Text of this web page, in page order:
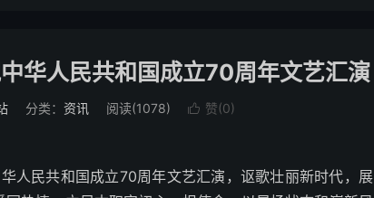
华人民共和国成立70周年文艺汇演
分类： 资讯 阅读(1078)  赞(0)
人民共和国成立70周年文艺汇演，讴歌壮丽新时代，展